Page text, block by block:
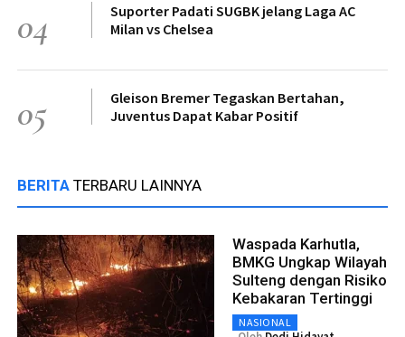
04
Suporter Padati SUGBK jelang Laga AC
Milan vs Chelsea
05
Gleison Bremer Tegaskan Bertahan,
Juventus Dapat Kabar Positif
BERITA TERBARU LAINNYA
Waspada Karhutla,
BMKG Ungkap Wilayah
Sulteng dengan Risiko
Kebakaran Tertinggi
NASIONAL